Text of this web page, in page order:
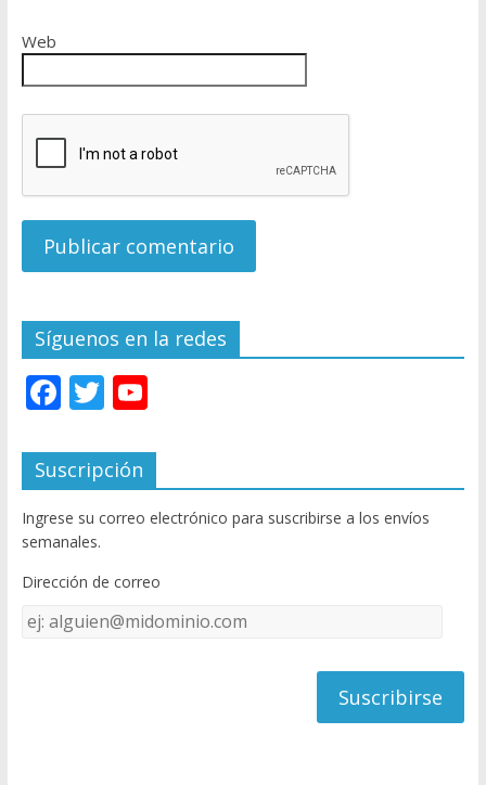
Web
Síguenos en la redes
F
e
b
o
o
k
T
itt
er
Y
u
T
u
e
C
Suscripción
Ingrese su correo electrónico para suscribirse a los envíos
semanales.
Dirección de correo
Dirección